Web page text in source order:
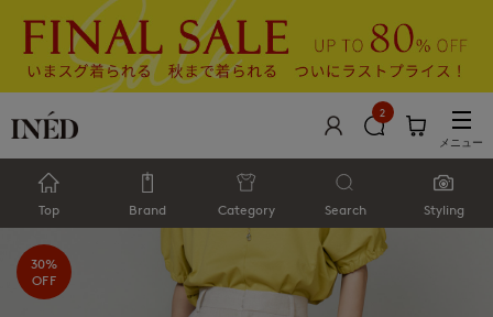
2
メニュー
Top Brand Category Search Styling
30%
OFF